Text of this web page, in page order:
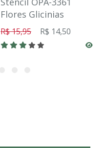
Flores Glicinias
R$ 15,95 R$ 14,50